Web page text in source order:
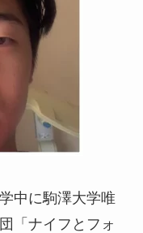
中に駒澤大学唯
「ナイフとフォ